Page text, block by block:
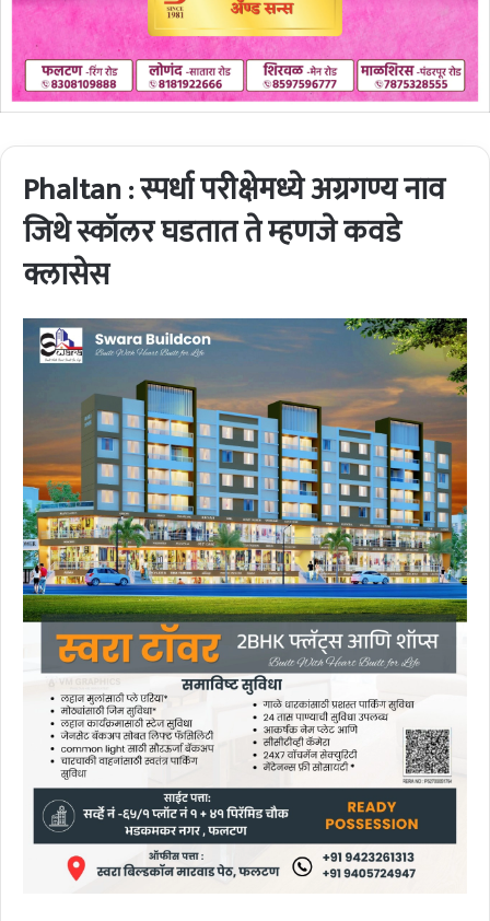
Phaltan : स्पर्धा परीक्षेमध्ये अग्रगण्य नाव
जिथे स्कॉलर घडतात ते म्हणजे कवडे
क्लासेस